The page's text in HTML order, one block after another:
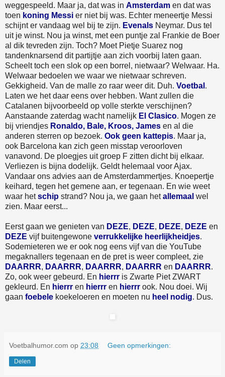
weggespeeld. Maar ja, dat was in Amsterdam en dat was
toen koning Messi er niet bij was. Echter meneertje Messi
schijnt er vandaag wel bij te zijn. Evenals Neymar. Dus tel
uit je winst. Nou ja winst, met een puntje zal Frankie de Boer
al dik tevreden zijn. Toch? Moet Pietje Suarez nog
tandenknarsend dit partijtje aan zich voorbij laten gaan.
Scheelt toch een slok op een borrel, nietwaar? Welwaar. Ha.
Welwaar bedoelen we waar we nietwaar schreven.
Gekkigheid. Van de malle zo raar weer dit. Duh. Voetbal .
Laten we het daar eens over hebben. Want zullen die
Catalanen bijvoorbeeld op volle sterkte verschijnen?
Aanstaande zaterdag wacht namelijk El Clasico. Mogen ze
bij vriendjes Ronaldo, Bale, Kroos, James en al die
anderen sterren op bezoek. Ook geen kattepis. Maar ja,
ook Barcelona kan zich geen misstap veroorloven
vanavond. De ploegjes uit groep F zitten dicht bij elkaar.
Verliezen is bijna dodelijk. Geldt helemaal voor Ajax.
Vandaar ons advies aan de Amsterdammertjes. Knoepertje
keihard, tegen het gemene aan, er tegenaan. En wie weet
waar hetschip strand? Nou ja, we gaan hetallemaal wel
zien. Maar eerst...
Eerst gaan we genieten van DEZE, DEZE, DEZE, DEZE en
DEZE vijf buitengewone verrukkelijke heerlijkheidjes.
Sodemieteren we er ook nog eens vijf van die YouTube
megaknallers tegenaan en de pret is weer compleet, zie
DAARRR, DAARRR, DAARRR, DAARRR en DAARRR.
Zo, ook weer gebeurd. En hierrr is Zwarte Piet ZWART
gekleurd. En hierrr en hierrr en hierrr ook. Nou doei. Wij
gaan foebele koekeloeren en moeten nu heel nodig. Dus.
Voetbalhumor.com op 23:08 Geen opmerkingen:
Delen